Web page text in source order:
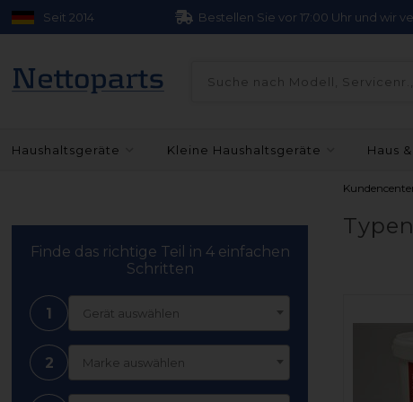
Seit 2014 Bestellen Sie vor 17:00 Uhr und wir
Haushaltsgeräte Kleine Haushaltsgeräte Haus
Finde das richtige Teil in 4 einfachen
Schritten
1 Gerät auswählen
2 Marke auswählen